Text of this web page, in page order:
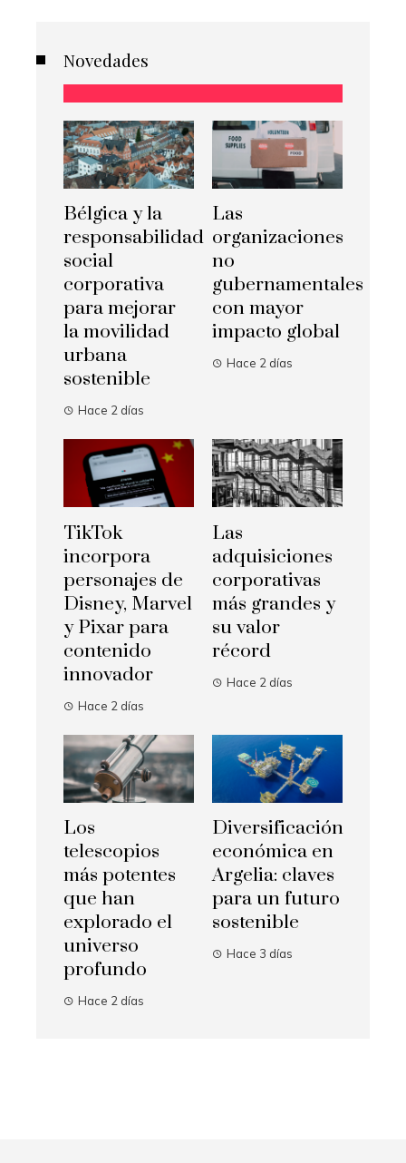
Novedades
Bélgica y la
responsabilidad
social
corporativa
para mejorar
la movilidad
urbana
sostenible
Hace 2 días
Las
organizaciones
no
gubernamentales
con mayor
impacto global
Hace 2 días
TikTok
incorpora
personajes de
Disney, Marvel
y Pixar para
contenido
innovador
Hace 2 días
Las
adquisiciones
corporativas
más grandes y
su valor
récord
Hace 2 días
Los
telescopios
más potentes
que han
explorado el
universo
profundo
Hace 2 días
Diversificación
económica en
Argelia: claves
para un futuro
sostenible
Hace 3 días